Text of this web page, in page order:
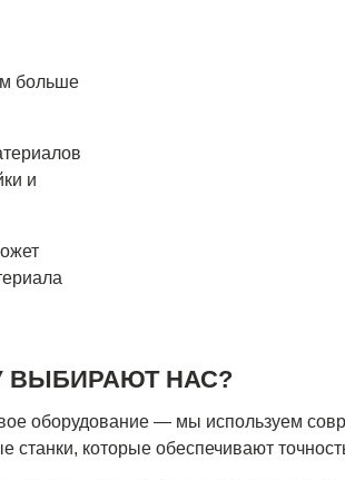
больше
и
ВЫБИРАЮТ НАС?
оборудование — мы используем
станки, которые обеспечивают